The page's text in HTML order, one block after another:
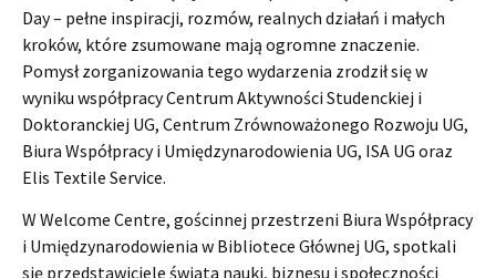
Day – pełne inspiracji, rozmów, realnych działań i małych
kroków, które zsumowane mają ogromne znaczenie.
Pomysł zorganizowania tego wydarzenia zrodził się w
wyniku współpracy Centrum Aktywności Studenckiej i
Doktoranckiej UG, Centrum Zrównoważonego Rozwoju UG,
Biura Współpracy i Umiędzynarodowienia UG, ISA UG oraz
Elis Textile Service.
W Welcome Centre, gościnnej przestrzeni Biura Współpracy
i Umiędzynarodowienia w Bibliotece Głównej UG, spotkali
się przedstawiciele świata nauki, biznesu i społeczności